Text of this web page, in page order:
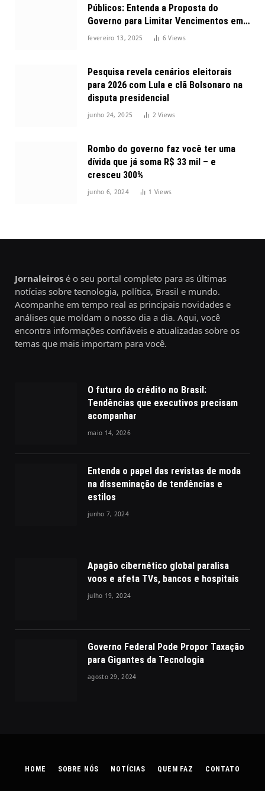
Públicos: Entenda a Proposta do
Governo para Limitar Vencimentos em
2025
fevereiro 13, 2025 6Views
Pesquisa revela cenários eleitorais
para 2026 com Lula e clã Bolsonaro na
disputa presidencial
junho 24, 2025 2Views
Rombo do governo faz você ter uma
dívida que já soma R$ 33 mil – e
cresceu 300%
junho 6, 2024 1 Views
Jornaleiros é o seu portal completo para as últimas
notícias sobre tecnologia, política, Brasil e mundo.
Acompanhe em tempo real as principais novidades e
análises que moldam o nosso dia a dia. Aqui, você
encontra informações confiáveis e atualizadas sobre os
temas que mais importam para você.
O futuro do crédito no Brasil:
Tendências que executivos precisam
acompanhar
maio 14, 2026
Entenda o papel das revistas de moda
na disseminação de tendências e
estilos
junho 7, 2024
Apagão cibernético global paralisa
voos e afeta TVs, bancos e hospitais
julho 19, 2024
Governo Federal Pode Propor Taxação
para Gigantes da Tecnologia
agosto 29, 2024
HOME SOBRE NÓS NOTÍCIAS QUEM FAZ CONTATO